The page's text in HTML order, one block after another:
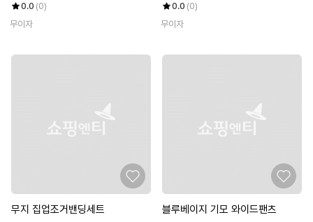
0.0 (0)
무이자
0.0 (0)
무이자
무지 집업조거밴딩세트 블루베이지 기모 와이드팬츠